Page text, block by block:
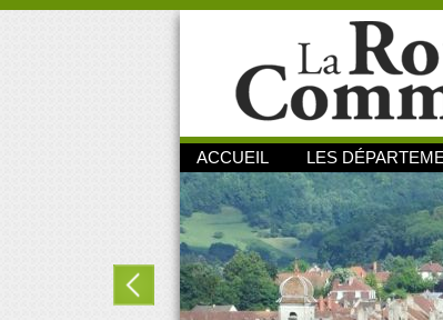
ACCUEIL LES